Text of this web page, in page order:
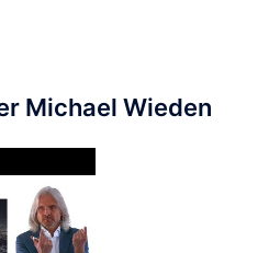
Michael Wieden